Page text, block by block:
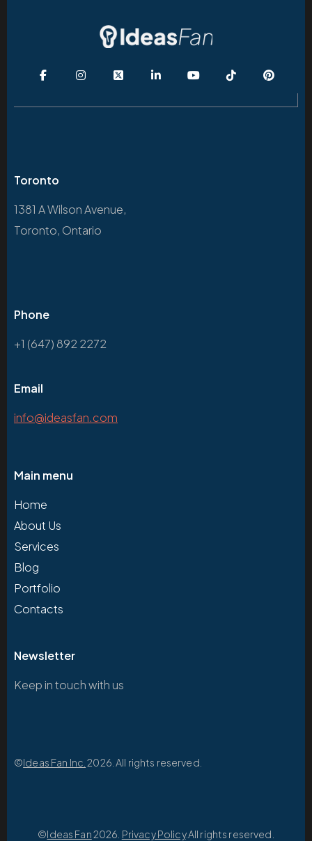
Toronto
1381 A Wilson Avenue,
Toronto, Ontario
Phone
+1 (647) 892 2272
Email
info@ideasfan.com
Main menu
Home
About Us
Services
Blog
Portfolio
Contacts
Newsletter
Keep in touch with us
©Ideas Fan Inc. 2026. All rights reserved.
©Ideas Fan2026. Privacy Policy.All rights reserved.